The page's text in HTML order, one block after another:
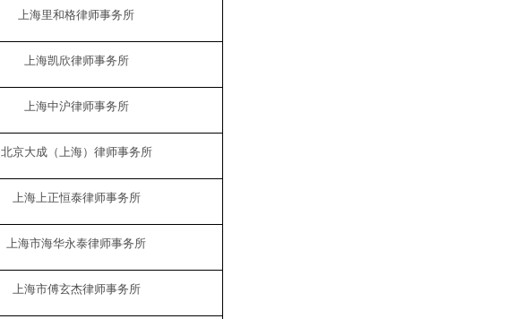
上海里和格律师事务所
上海凯欣律师事务所
上海中沪律师事务所
北京大成（上海）律师事务所
上海上正恒泰律师事务所
上海市海华永泰律师事务所
上海市傅玄杰律师事务所